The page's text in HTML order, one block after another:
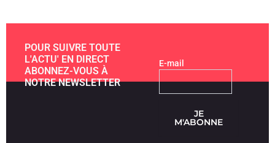
POUR SUIVRE TOUTE
L'ACTU' EN DIRECT
ABONNEZ-VOUS À
NOTRE NEWSLETTER
E-mail
JE
M'ABONNE